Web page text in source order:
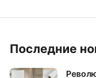
Последние